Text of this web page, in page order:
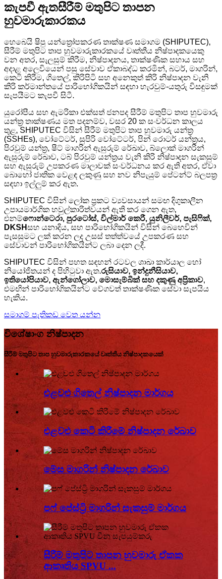
කැපවී ඇතසීරීම් මතුපිට තාපන
හුවමාරුකාරකය
හෙබෙයි ෂිපු යන්ත්‍රෝපකරණ තාක්ෂණ සමාගම (SHIPUTEC),
සීරීම් මතුපිට තාප හුවමාරුකාරකයේ වෘත්තීය නිෂ්පාදකයෙකු
වන අතර, සැලසුම් කිරීම, නිෂ්පාදනය, තාක්ෂණික සහාය සහ
අදාළ අලෙවියෙන් පසු සේවාව ඒකාබද්ධ කරමින්, බටර්, මාගරින්,
කෙටි කිරීම, ගිතෙල්, කිරිපිටි සහ අනෙකුත් කිරි නිෂ්පාදන වැනි
කිරි කර්මාන්තයේ පාරිභෝගිකයින් සඳහා හැරවුම්-යතුරු විසඳුමක්
සැපයීමට කැපවී සිටී.
යුරෝපීය සහ ඇමරිකා එක්සත් ජනපද සීරීම් මතුපිට තාප හුවමාරු
යන්ත්‍ර තාක්ෂණය මත පදනම්ව, වසර 20 ක සංවර්ධන කාලය
තුළ, SHIPUTEC විසින් සීරීම් මතුපිට තාප හුවමාරු යන්ත්‍ර
(SSHEs), වෝටේටර්, සුපිරි වෝටේටර්, පින් රොටර් යන්ත්‍රය,
පිරවුම් යන්ත්‍ර, ෂීට් මාගරින් ඇසුරුම් රේඛාව, බ්ලොක් මාගරින්
ඇසුරුම් රේඛාව, ටබ් පිරවුම් යන්ත්‍රය වැනි කිරි නිෂ්පාදන සැකසුම්
සහ ඇසුරුම් උපකරණ මාලාවක් සංවර්ධනය කර ඇති අතර, ඒවා
බොහෝ ජාතික වෙළඳ ලකුණු සහ නව නිපැයුම් පේටන්ට් බලපත්‍ර
සඳහා ඉල්ලුම් කර ඇත.
SHIPUTEC විසින් ලෝක ප්‍රකට ව්‍යවසායන් සමඟ දිගුකාලීන
උපායමාර්ගික හවුල්කාරිත්වයන් ඇති කර ගෙන ඇත,
එනම්ෆොන්ටෙරා, පුරටෝස්, විල්මාර් කෙරී, යුනිලීවර්, පැසිෆික්,
DKSHසහ යනාදිය, සහ පාරිභෝගිකයින් විසින් බෙහෙවින්
පැසසුමට ලක් කරන ලද උසස් තත්ත්වයේ උපකරණ සහ
සේවාවන් පාරිභෝගිකයින්ට ලබා දෙන ලදී.
SHIPUTEC විසින් පහත සඳහන් රටවල ශාඛා කාර්යාල හෝ
නියෝජිතයන් ද පිහිටුවා ඇත.රුසියාව, ඉන්දුනීසියාව,
ඉතියෝපියාව, ඇන්ගෝලාව, මොසැම්බික් සහ දකුණු අප්‍රිකාව,
එමඟින් පාරිභෝගිකයින්ට වේගවත් තාක්ෂණික සේවා සැපයිය
හැකිය.
සමාගම් පැතිකඩ වෙත යන්න
විශේෂාංග නිෂ්පාදන
සීරීම් මතුපිට තාප හුවමාරුකාරකයේ වෘත්තීය නිෂ්පාදකයෙක්
එළවළු ගිතෙල් නිෂ්පාදන මාර්ගය
එළවළු කෙටි කිරීමේ නිෂ්පාදන රේඛාව
මේස මාගරින් නිෂ්පාදන රේඛාව
පෆ් පේස්ට්‍රි මාගරින් සැකසුම් මාර්ගය
සීරීම් මතුපිට තාපන හුවමාරු ඒකක
ආකෘතිය SPVU ...